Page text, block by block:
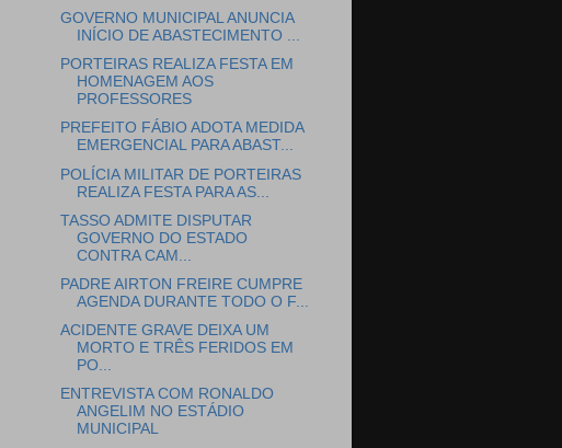
GOVERNO MUNICIPAL ANUNCIA
INÍCIO DE ABASTECIMENTO ...
PORTEIRAS REALIZA FESTA EM
HOMENAGEM AOS
PROFESSORES
PREFEITO FÁBIO ADOTA MEDIDA
EMERGENCIAL PARA ABAST...
POLÍCIA MILITAR DE PORTEIRAS
REALIZA FESTA PARA AS...
TASSO ADMITE DISPUTAR
GOVERNO DO ESTADO
CONTRA CAM...
PADRE AIRTON FREIRE CUMPRE
AGENDA DURANTE TODO O F...
ACIDENTE GRAVE DEIXA UM
MORTO E TRÊS FERIDOS EM
PO...
ENTREVISTA COM RONALDO
ANGELIM NO ESTÁDIO
MUNICIPAL